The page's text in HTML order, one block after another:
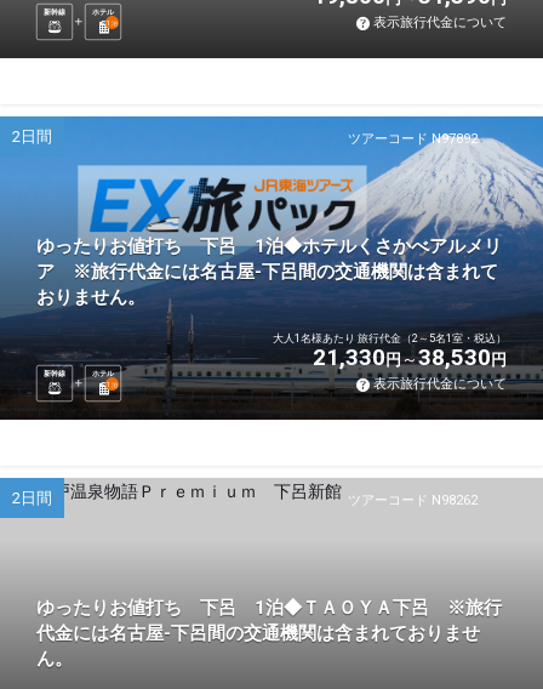
新幹線
ホテル
1 泊 表示旅行代金について
ツアーコード N97892
2日間
ゆったりお値打ち 下呂 1泊◆ホテルくさかべアルメリ
ア ※旅行代金には名古屋-下呂間の交通機関は含まれて
おりません。
新幹線
ホテル
1 泊
大人1名様あたり 旅行代金（2～5名1室・税込）
21,330円 38,530円
表示旅行代金について
ツアーコード N98262
2日間
ゆったりお値打ち 下呂 1泊◆ＴＡＯＹＡ下呂 ※旅行
代金には名古屋-下呂間の交通機関は含まれておりませ
ん。